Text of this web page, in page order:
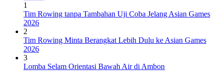
1
Tim Rowing tanpa Tambahan Uji Coba Jelang Asian Games
2026
2
Tim Rowing Minta Berangkat Lebih Dulu ke Asian Games
2026
3
Lomba Selam Orientasi Bawah Air di Ambon